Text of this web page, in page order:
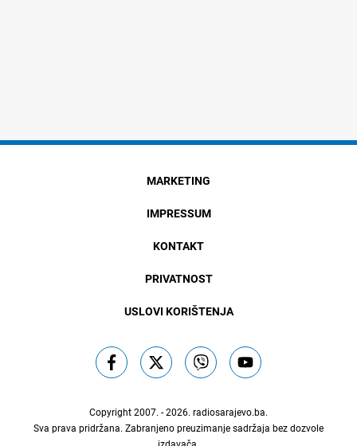
MARKETING
IMPRESSUM
KONTAKT
PRIVATNOST
USLOVI KORIŠTENJA
Copyright 2007. - 2026. radiosarajevo.ba.
Sva prava pridržana. Zabranjeno preuzimanje sadržaja bez dozvole